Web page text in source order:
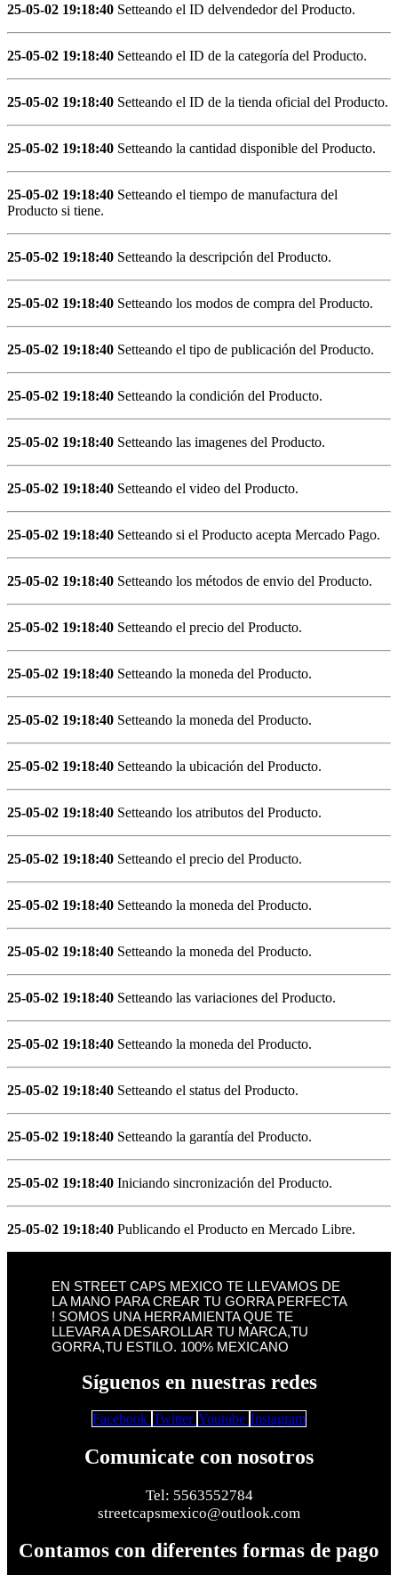
25-05-02 19:18:40 Setteando el ID delvendedor del Producto.
25-05-02 19:18:40 Setteando el ID de la categoría del Producto.
25-05-02 19:18:40 Setteando el ID de la tienda oficial del Producto.
25-05-02 19:18:40 Setteando la cantidad disponible del Producto.
25-05-02 19:18:40 Setteando el tiempo de manufactura del
Producto si tiene.
25-05-02 19:18:40 Setteando la descripción del Producto.
25-05-02 19:18:40 Setteando los modos de compra del Producto.
25-05-02 19:18:40 Setteando el tipo de publicación del Producto.
25-05-02 19:18:40 Setteando la condición del Producto.
25-05-02 19:18:40 Setteando las imagenes del Producto.
25-05-02 19:18:40 Setteando el video del Producto.
25-05-02 19:18:40 Setteando si el Producto acepta Mercado Pago.
25-05-02 19:18:40 Setteando los métodos de envio del Producto.
25-05-02 19:18:40 Setteando el precio del Producto.
25-05-02 19:18:40 Setteando la moneda del Producto.
25-05-02 19:18:40 Setteando la moneda del Producto.
25-05-02 19:18:40 Setteando la ubicación del Producto.
25-05-02 19:18:40 Setteando los atributos del Producto.
25-05-02 19:18:40 Setteando el precio del Producto.
25-05-02 19:18:40 Setteando la moneda del Producto.
25-05-02 19:18:40 Setteando la moneda del Producto.
25-05-02 19:18:40 Setteando las variaciones del Producto.
25-05-02 19:18:40 Setteando la moneda del Producto.
25-05-02 19:18:40 Setteando el status del Producto.
25-05-02 19:18:40 Setteando la garantía del Producto.
25-05-02 19:18:40 Iniciando sincronización del Producto.
25-05-02 19:18:40 Publicando el Producto en Mercado Libre.
EN STREET CAPS MEXICO TE LLEVAMOS DE
LA MANO PARA CREAR TU GORRA PERFECTA
! SOMOS UNA HERRAMIENTA QUE TE
LLEVARA A DESAROLLAR TU MARCA,TU
GORRA,TU ESTILO. 100% MEXICANO
Síguenos en nuestras redes
Facebook Twitter Youtube Instagram
Comunicate con nosotros
Tel: 5563552784
streetcapsmexico@outlook.com
Contamos con diferentes formas de pago